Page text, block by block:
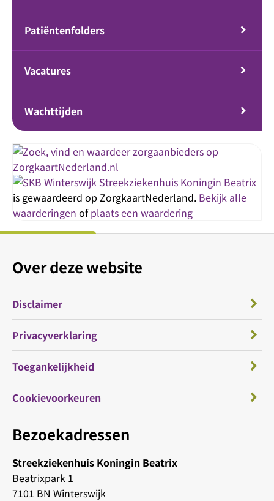
Patiëntenfolders
Vacatures
Wachttijden
Streekziekenhuis Koningin Beatrix
is gewaardeerd op ZorgkaartNederland. Bekijk alle
waarderingen ofplaats een waardering
Bezoekadressen
Streekziekenhuis Koningin Beatrix
Beatrixpark 1
7101 BN Winterswijk
Over deze website
Disclaimer
Privacyverklaring
Toegankelijkheid
Cookievoorkeuren